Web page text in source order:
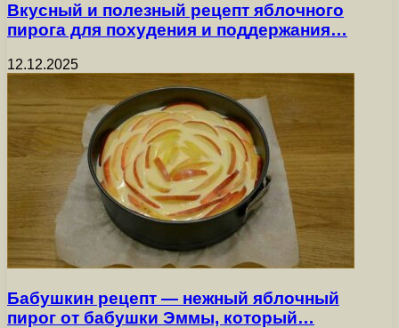
Вкусный и полезный рецепт яблочного
пирога для похудения и поддержания…
12.12.2025
Бабушкин рецепт — нежный яблочный
пирог от бабушки Эммы, который…